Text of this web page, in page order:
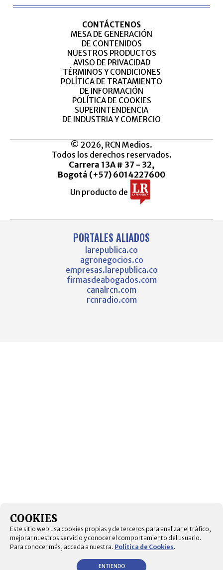
CONTÁCTENOS
MESA DE GENERACIÓN
DE CONTENIDOS
NUESTROS PRODUCTOS
AVISO DE PRIVACIDAD
TÉRMINOS Y CONDICIONES
POLÍTICA DE TRATAMIENTO
DE INFORMACIÓN
POLÍTICA DE COOKIES
SUPERINTENDENCIA
DE INDUSTRIA Y COMERCIO
© 2026, RCN Medios.
Todos los derechos reservados.
Carrera 13A # 37 - 32,
Bogotá (+57) 6014227600
Un producto de
PORTALES ALIADOS
larepublica.co
agronegocios.co
empresas.larepublica.co
firmasdeabogados.com
canalrcn.com
rcnradio.com
COOKIES
Este sitio web usa cookies propias y de terceros para analizar el tráfico,
mejorar nuestros servicio y conocer el comportamiento del usuario.
Para conocer más, acceda a nuestra. Política de Cookies.
ENTIENDO